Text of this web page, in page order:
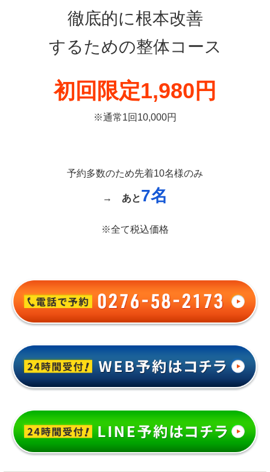
徹底的に根本改善
するための整体コース
初回限定1,980円
※通常1回10,000円
予約多数のため先着10名様のみ
→ あと7名
※全て税込価格